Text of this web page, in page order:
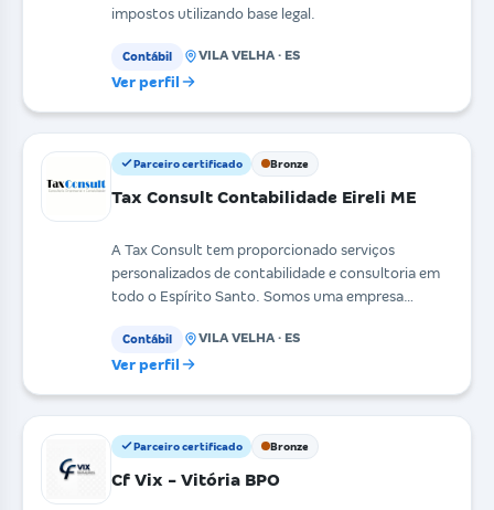
impostos utilizando base legal.
Contábil VILA VELHA · ES
Ver perfil
Parceiro certificado Bronze
Tax Consult Contabilidade Eireli ME
A Tax Consult tem proporcionado serviços
personalizados de contabilidade e consultoria em
todo o Espírito Santo. Somos uma empresa
Contábil VILA VELHA · ES
Ver perfil
Parceiro certificado Bronze
Cf Vix - Vitória BPO